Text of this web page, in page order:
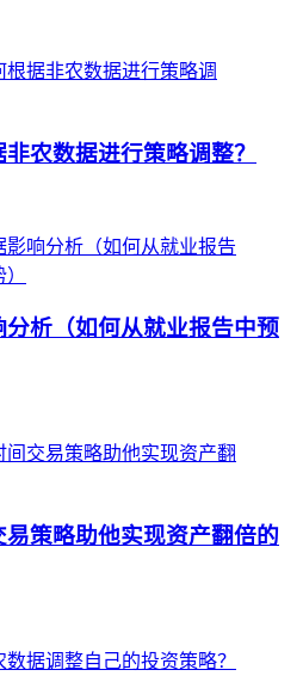
农数据进行策略调整？
析（如何从就业报告中预
策略助他实现资产翻倍的